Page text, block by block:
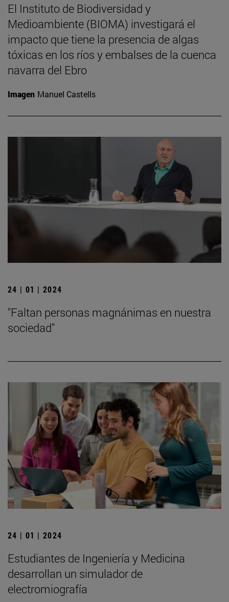
El Instituto de Biodiversidad y
Medioambiente (BIOMA) investigará el
impacto que tiene la presencia de algas
tóxicas en los ríos y embalses de la cuenca
navarra del Ebro
Imagen Manuel Castells
24 | 01 | 2024
"Faltan personas magnánimas en nuestra
sociedad"
24 | 01 | 2024
Estudiantes de Ingeniería y Medicina
desarrollan un simulador de
electromiografía